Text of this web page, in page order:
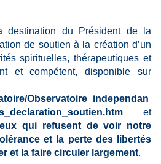
destination du Président de la
de soutien à la création d’un
spirituelles, thérapeutiques et
et compétent, disponible sur
Observatoire_independan
et
qui refusent de voir notre
et la perte des libertés
et la faire circuler largement.